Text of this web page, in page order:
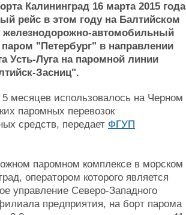
Торговая площадка
Доска объявлений
Продажа флота
Оборудование
Изделия
Услуги
Флот
Галерея флота
Форум
Отзывы
Калининград 16 марта 2015 года
рейс в этом году на Балтийском
железнодорожно-автомобильный
паром "Петербург" в направлении
Усть-Луга на паромной линии
Засниц".
5 месяцев использовалось на Черном
паромных перевозок
средств, передает ФГУП
паромном комплексе в морском
оператором которого является
управление Северо-Западного
предприятия, на борт парома